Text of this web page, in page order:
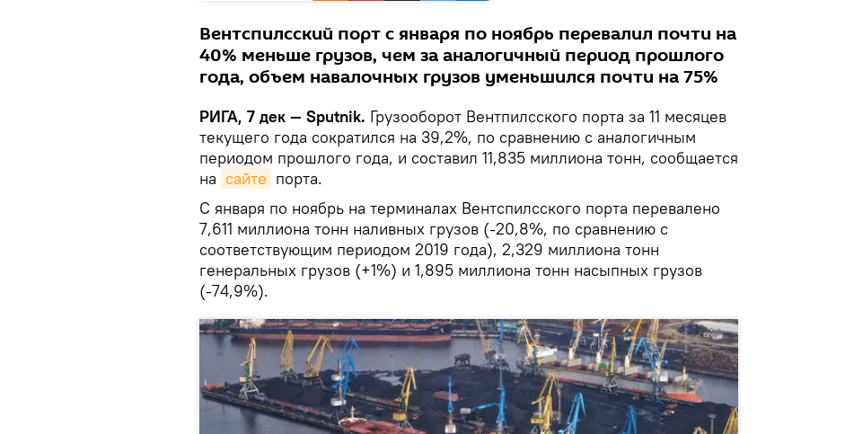
Вентспилсский порт с января по ноябрь перевалил почти на
40% меньше грузов, чем за аналогичный период прошлого
года, объем навалочных грузов уменьшился почти на 75%
РИГА, 7 дек — Sputnik. Грузооборот Вентпилсского порта за 11 месяцев
текущего года сократился на 39,2%, по сравнению с аналогичным
периодом прошлого года, и составил 11,835 миллиона тонн, сообщается
на сайте порта.
С января по ноябрь на терминалах Вентспилсского порта перевалено
7,611 миллиона тонн наливных грузов (-20,8%, по сравнению с
соответствующим периодом 2019 года), 2,329 миллиона тонн
генеральных грузов (+1%) и 1,895 миллиона тонн насыпных грузов
(-74,9%).